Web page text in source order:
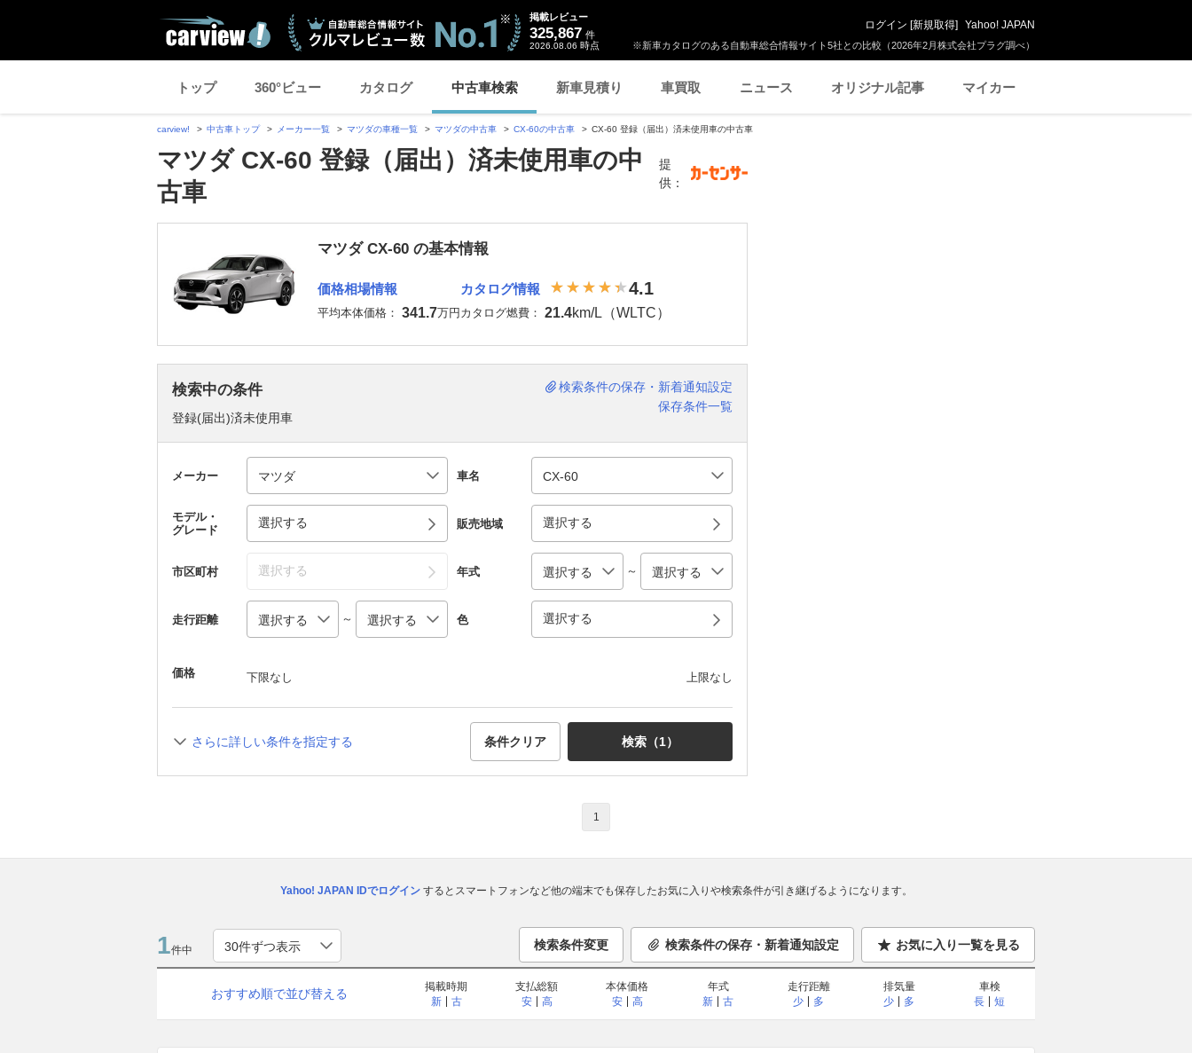
※新車カタログのある自動車総合情報サイト5社との比較（2026年2月株式会社プラグ調べ）
掲載レビュー
325,867 件
2026.08.06 時点
ログイン [新規取得] Yahoo! JAPAN
トップ 360°ビュー カタログ 中古車検索 新車見積り 車買取 ニュース オリジナル記事 マイカー
carview! 中古車トップ メーカー一覧 マツダの車種一覧 マツダの中古車 CX-60の中古車 CX-60 登録（届出）済未使用車の中古車
マツダ CX-60 登録（届出）済未使用車の中
古車
提
供：
マツダ CX-60 の基本情報
価格相場情報
平均本体価格： 341.7万円
カタログ情報 4.1
カタログ燃費： 21.4km/L（WLTC）
検索中の条件
登録(届出)済未使用車
検索条件の保存・新着通知設定
保存条件一覧
メーカー 車名
モデル・
グレード
選択する 販売地域 選択する
市区町村 選択する 年式 ～
走行距離 ～ 色 選択する
価格 下限なし 上限なし
さらに詳しい条件を指定する 条件クリア 検索（1）
1
Yahoo! JAPAN IDでログインするとスマートフォンなど他の端末でも保存したお気に入りや検索条件が引き継げるようになります。
1件中 検索条件変更 検索条件の保存・新着通知設定 お気に入り一覧を見る
おすすめ順で並び替える
掲載時期
新
古
支払総額
安
高
本体価格
安
高
年式
新
古
走行距離
少
多
排気量
少
多
車検
長
短